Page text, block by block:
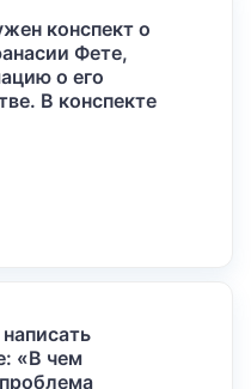
конспект о
Фете,
о его
В конспекте
«В чем